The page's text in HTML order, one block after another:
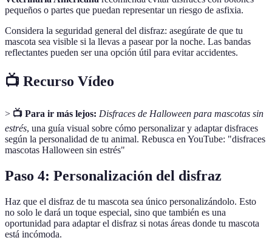
pequeños o partes que puedan representar un riesgo de asfixia.
Considera la seguridad general del disfraz: asegúrate de que tu
mascota sea visible si la llevas a pasear por la noche. Las bandas
reflectantes pueden ser una opción útil para evitar accidentes.
📺 Recurso Vídeo
> 📺 Para ir más lejos: Disfraces de Halloween para mascotas sin
estrés, una guía visual sobre cómo personalizar y adaptar disfraces
según la personalidad de tu animal. Rebusca en YouTube: "disfraces
mascotas Halloween sin estrés"
Paso 4: Personalización del disfraz
Haz que el disfraz de tu mascota sea único personalizándolo. Esto
no solo le dará un toque especial, sino que también es una
oportunidad para adaptar el disfraz si notas áreas donde tu mascota
está incómoda.